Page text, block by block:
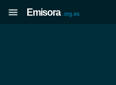
Emisora .org.es